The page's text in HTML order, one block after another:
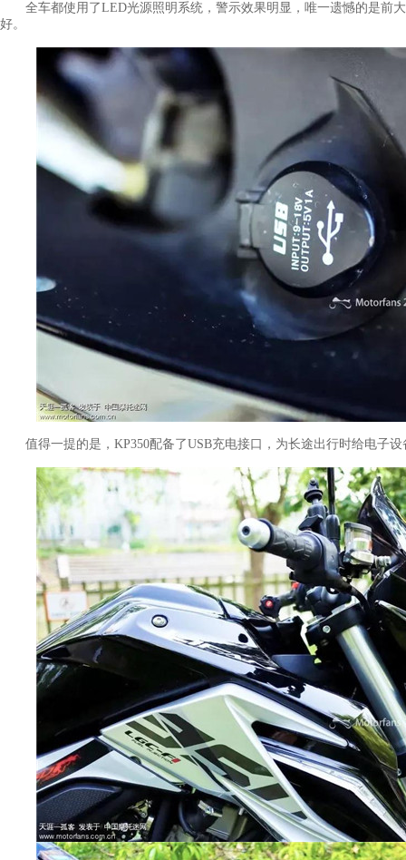
全车都使用了LED光源照明系统，警示效果明显，唯一遗憾的是前
好。
值得一提的是，KP350配备了USB充电接口，为长途出行时给电子设